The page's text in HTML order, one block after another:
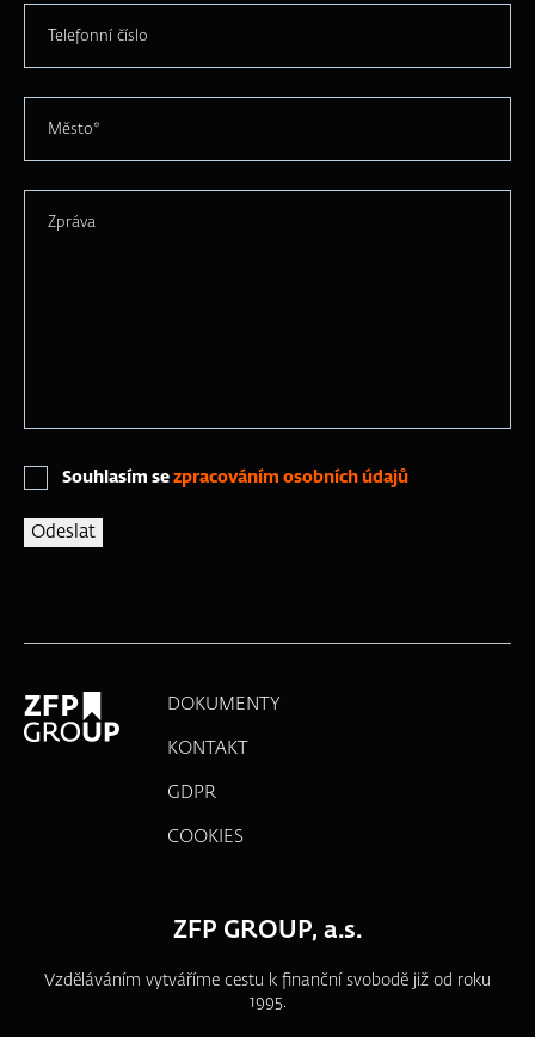
Telefonní číslo
Město*
Zpráva
Souhlasím se zpracováním osobních údajů
DOKUMENTY
KONTAKT
GDPR
COOKIES
ZFP GROUP, a.s.
Vzděláváním vytváříme cestu k finanční svobodě již od roku
1995.